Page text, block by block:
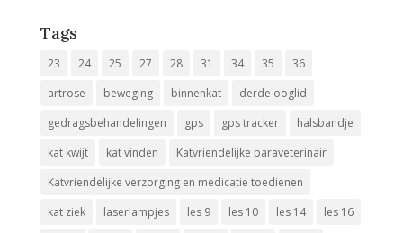
Tags
23 24 25 27 28 31 34 35
36
artrose
beweging binnenkat
derde ooglid
gedragsbehandelingen
gps gps tracker
halsbandje
kat kwijt
kat vinden
Katvriendelijke paraveterinair
Katvriendelijke verzorging en medicatie toedienen
kat ziek
laserlampjes les 9 les 10 les 14
les 16